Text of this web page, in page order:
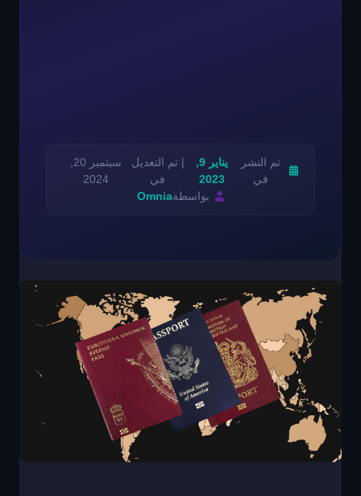
تم النشر
في
يناير 9,
2023
| تم التعديل
في
سبتمبر 20,
2024
بواسطةOmnia